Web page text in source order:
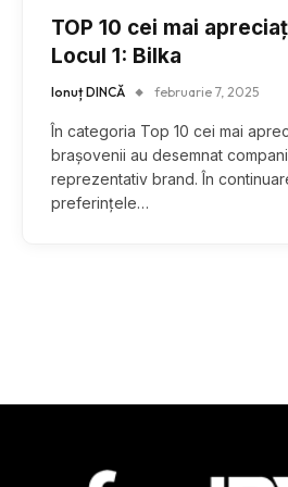
TOP 10 cei mai
Locul 1: Bilka
Ionuț DINCĂ februarie 7, 2025
În categoria Top 10 cei mai
brașovenii au desemnat
reprezentativ brand. În
preferințele…